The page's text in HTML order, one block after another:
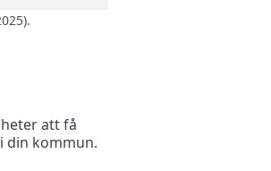
att få
din kommun.